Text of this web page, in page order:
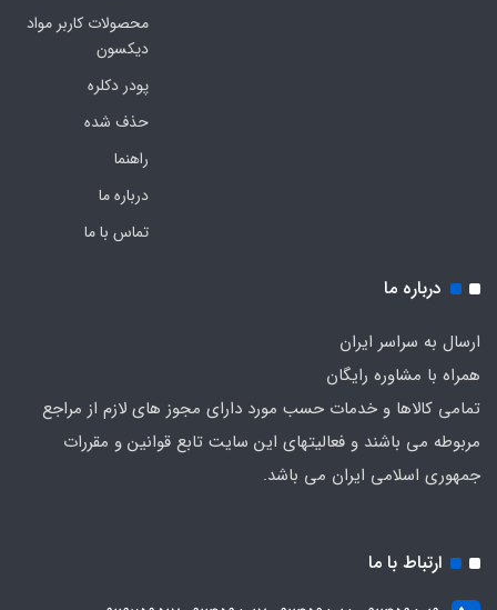
محصولات کاربر مواد
دیکسون
پودر دکلره
حذف شده
راهنما
درباره ما
تماس با ما
درباره ما
ارسال به سراسر ایران
همراه با مشاوره رایگان
تمامی کالاها و خدمات حسب مورد دارای مجوز های لازم از مراجع
مربوطه می باشند و فعالیتهای این سایت تابع قوانین و مقررات
جمهوری اسلامی ایران می باشد.
ارتباط با ما